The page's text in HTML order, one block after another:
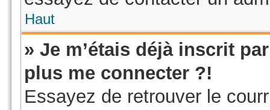
Haut
» Je m’étais déjà inscrit
plus me connecter ?!
Essayez de retrouver le